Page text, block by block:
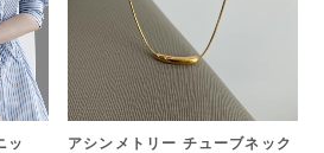
ッ
アシンメトリー チューブネック